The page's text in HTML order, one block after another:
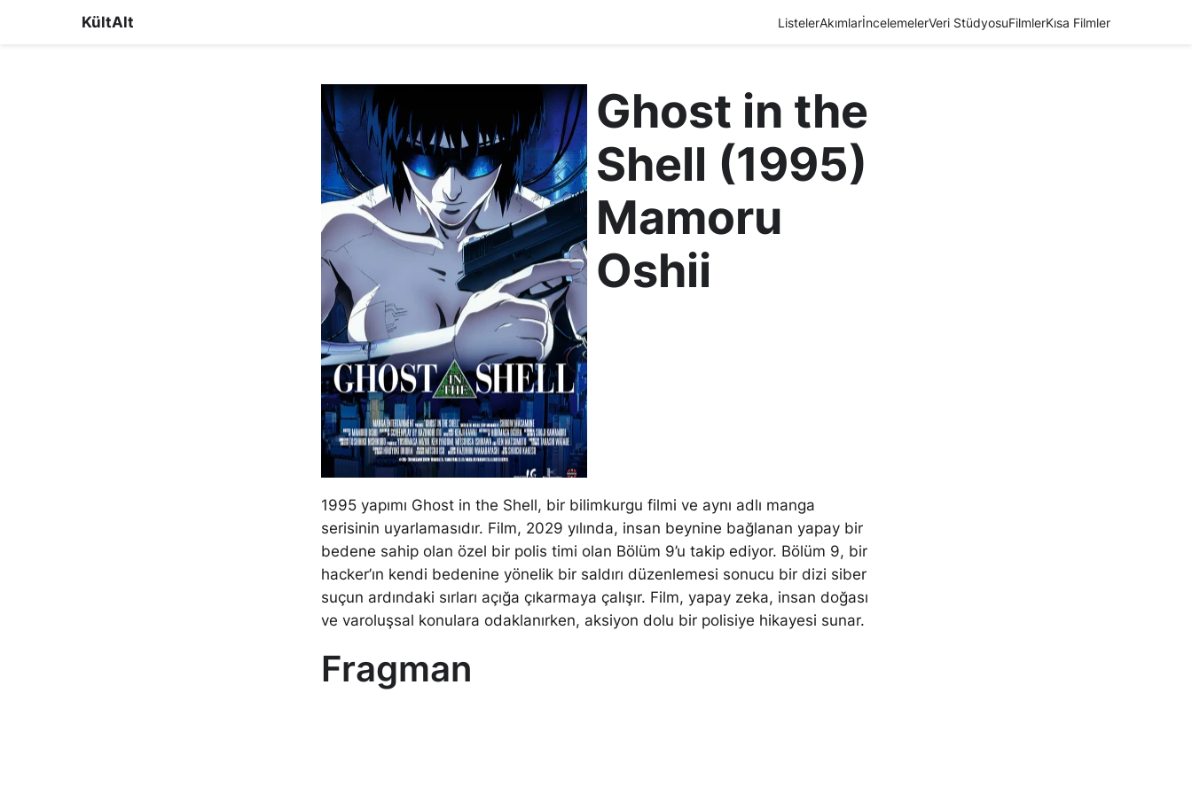
KültAlt ListelerAkımlarİncelemelerVeri StüdyosuFilmlerKısa Filmler
Ghost in the
Shell (1995)
Mamoru
Oshii
1995 yapımı Ghost in the Shell, bir bilimkurgu filmi ve aynı adlı manga
serisinin uyarlamasıdır. Film, 2029 yılında, insan beynine bağlanan yapay bir
bedene sahip olan özel bir polis timi olan Bölüm 9’u takip ediyor. Bölüm 9, bir
hacker’ın kendi bedenine yönelik bir saldırı düzenlemesi sonucu bir dizi siber
suçun ardındaki sırları açığa çıkarmaya çalışır. Film, yapay zeka, insan doğası
ve varoluşsal konulara odaklanırken, aksiyon dolu bir polisiye hikayesi sunar.
Fragman